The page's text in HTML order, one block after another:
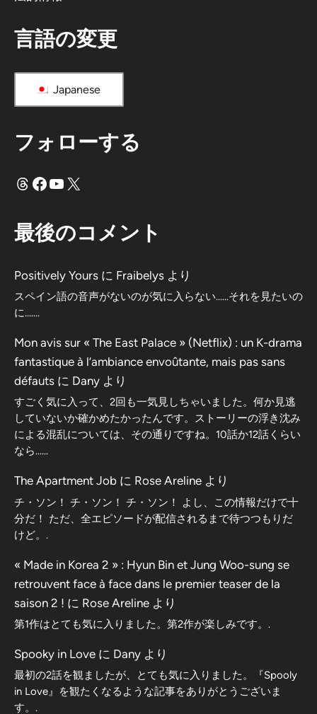
言語の変更
Japanese
フォローする
スレッド フェイスブックユーチューブX
最後のコメント
Positively Yours に Fraibelys より
スペイン語の音声がないのが気に入らない……それを見たいの
に…….
Mon avis sur « The East Palace » (Netflix) : un K-drama
fantastique à l’ambiance envoûtante, mais pas sans
défauts に Dany より
すごく気に入って、2回も一気見しちゃいました。何か見逃
していないか確かめたかったんです。ストーリーの浮き沈み
による混乱については、その通りですね。10話か12話くらい
なら……
The Apartment Job に Rose Areline より
チ・ソン！ チ・ソン！ チ・ソン！ よし、この情報だけで十
分だ！ ただ、全エピソードが配信されるまで待つつもりだ
けど。.
« Made in Korea 2 » : Hyun Bin et Jung Woo-sung se
retrouvent face à face dans le premier teaser de la
saison 2 ! に Rose Areline より
第1作はとても気に入りました。第2作が楽しみです。.
Spooky in Love に Dany より
最初の2話を観ましたが、とても気に入りました。『Spooly
in Love』を観たくなるような記事をありがとうございま
す。.